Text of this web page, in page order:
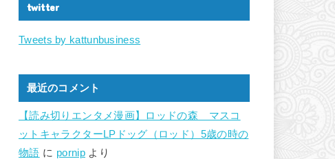
twitter
Tweets by kattunbusiness
最近のコメント
【読み切りエンタメ漫画】ロッドの森 マスコ
ットキャラクターLPドッグ（ロッド）5歳の時の
物語 に pornip より